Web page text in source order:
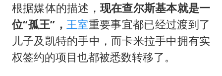
根据媒体的描述，现在查尔斯基本就是一
位“孤王”， 王室重要事宜都已经过渡到了
儿子及凯特的手中，而卡米拉手中拥有实
权签约的项目也都被悉数转移了。